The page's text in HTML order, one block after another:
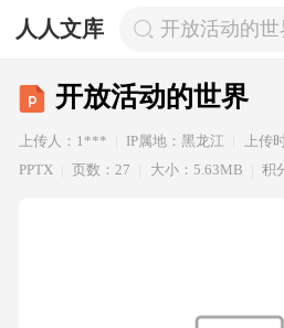
人人文库 开放活动的世
开放活动的世界
上传人：1*** IP属地：黑龙江 上传
PPTX
页数：27 大小：5.63MB 积